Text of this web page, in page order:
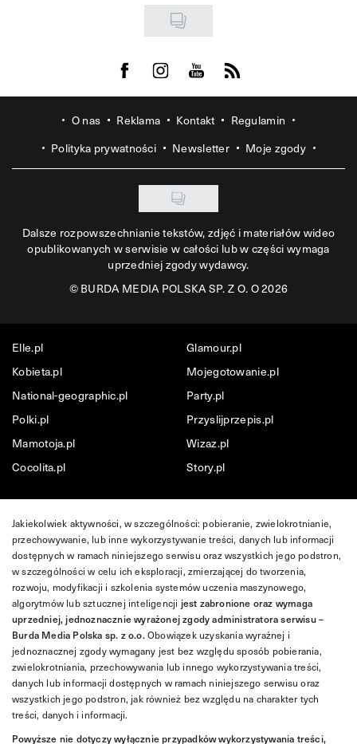
Visit us on Facebook
Visit us on Instagram
Visit us on Youtube
Visit us on Rss
O nas Reklama Kontakt
Regulamin
Polityka prywatności
Newsletter Moje zgody
Dalsze rozpowszechnianie tekstów, zdjęć i materiałów wideo
opublikowanych w serwisie w całości lub w części wymaga
uprzedniej zgody wydawcy.
©BURDA MEDIA POLSKA SP. Z O. O 2026
Elle.pl
Glamour.pl
Kobieta.pl
Mojegotowanie.pl
National-geographic.pl
Party.pl
Polki.pl
Przyslijprzepis.pl
Mamotoja.pl
Wizaz.pl
Cocolita.pl
Story.pl
Jakiekolwiek aktywności, w szczególności: pobieranie, zwielokrotnianie,
przechowywanie, lub inne wykorzystywanie treści, danych lub informacji
dostępnych w ramach niniejszego serwisu oraz wszystkich jego podstron,
w szczególności w celu ich eksploracji, zmierzającej do tworzenia,
rozwoju, modyfikacji i szkolenia systemów uczenia maszynowego,
algorytmów lub sztucznej inteligencji jest zabronione oraz wymaga
uprzedniej, jednoznacznie wyrażonej zgody administratora serwisu –
Burda Media Polska sp. z o.o.Obowiązek uzyskania wyraźnej i
jednoznacznej zgody wymagany jest bez względu sposób pobierania,
zwielokrotniania, przechowywania lub innego wykorzystywania treści,
danych lub informacji dostępnych w ramach niniejszego serwisu oraz
wszystkich jego podstron, jak również bez względu na charakter tych
treści, danych i informacji.
Powyższe nie dotyczy wyłącznie przypadków wykorzystywania treści,